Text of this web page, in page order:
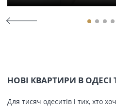
НОВІ КВАРТИРИ В ОДЕСІ
Для тисяч одеситів і тих, хто